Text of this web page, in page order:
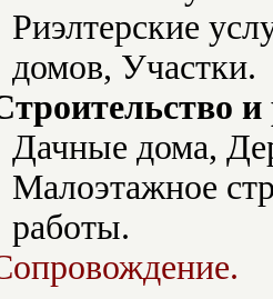
Риэлтерские
домов, Участки.
Дачные дома,
Малоэтажное
работы.